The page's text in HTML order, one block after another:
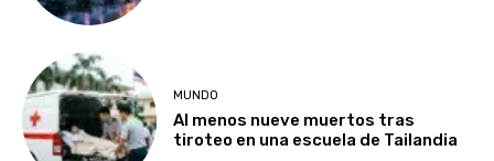
MUNDO
Al menos nueve muertos tras
tiroteo en una escuela de Tailandia